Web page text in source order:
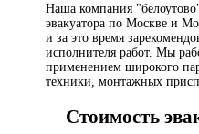
Наша компания
эвакуатора по Москве и
и за это время
исполнителя работ. Мы
применением широкого
техники, монтажных
Стоимость